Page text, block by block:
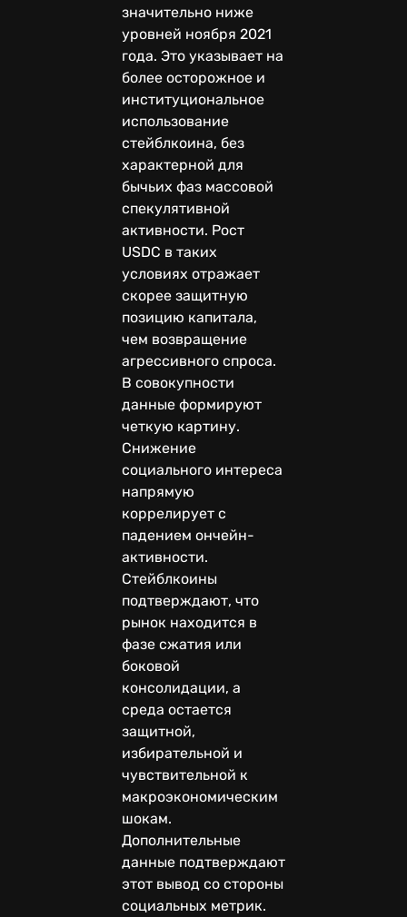
значительно ниже
уровней ноября 2021
года. Это указывает на
более осторожное и
институциональное
использование
стейблкоина, без
характерной для
бычьих фаз массовой
спекулятивной
активности. Рост
USDC в таких
условиях отражает
скорее защитную
позицию капитала,
чем возвращение
агрессивного спроса.
В совокупности
данные формируют
четкую картину.
Снижение
социального интереса
напрямую
коррелирует с
падением ончейн-
активности.
Стейблкоины
подтверждают, что
рынок находится в
фазе сжатия или
боковой
консолидации, а
среда остается
защитной,
избирательной и
чувствительной к
макроэкономическим
шокам.
Дополнительные
данные подтверждают
этот вывод со стороны
социальных метрик.